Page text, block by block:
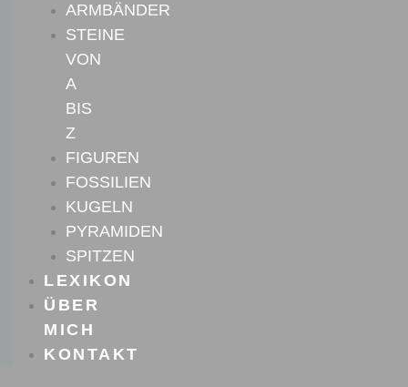
ARMBÄNDER
STEINE
VON
A
BIS
Z
FIGUREN
FOSSILIEN
KUGELN
PYRAMIDEN
SPITZEN
LEXIKON
ÜBER
MICH
KONTAKT